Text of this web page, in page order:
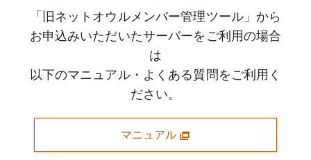
「旧ネットオウルメンバー管理ツール」から
お申込みいただいたサーバーをご利用の場合
は
以下のマニュアル・よくある質問をご利用く
ださい。
マニュアル